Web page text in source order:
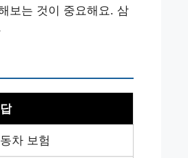
보는 것이 중요해요. 삼
차 보험